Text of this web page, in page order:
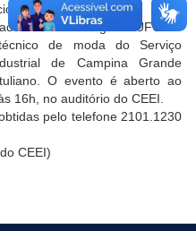
da sociedade.
em Design da UFCG e
de moda do Serviço
de Campina Grande
O evento é aberto ao
16h, no auditório do CEEI.
pelo telefone 2101.1230
CEEI)